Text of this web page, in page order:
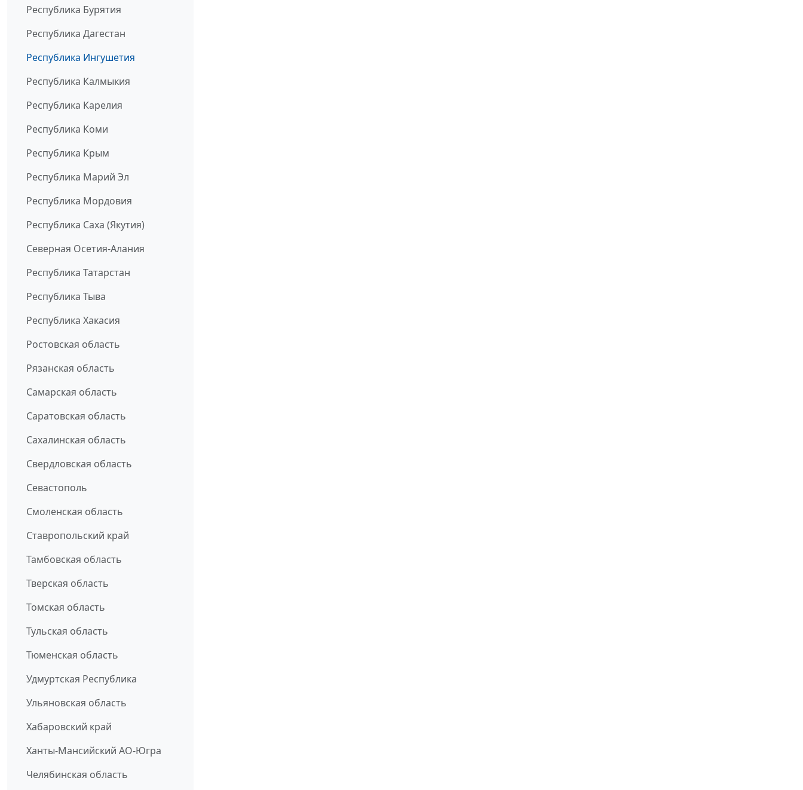
Республика Бурятия
Республика Дагестан
Республика Ингушетия
Республика Калмыкия
Республика Карелия
Республика Коми
Республика Крым
Республика Марий Эл
Республика Мордовия
Республика Саха (Якутия)
Северная Осетия-Алания
Республика Татарстан
Республика Тыва
Республика Хакасия
Ростовская область
Рязанская область
Самарская область
Саратовская область
Сахалинская область
Свердловская область
Севастополь
Смоленская область
Ставропольский край
Тамбовская область
Тверская область
Томская область
Тульская область
Тюменская область
Удмуртская Республика
Ульяновская область
Хабаровский край
Ханты-Мансийский АО-Югра
Челябинская область